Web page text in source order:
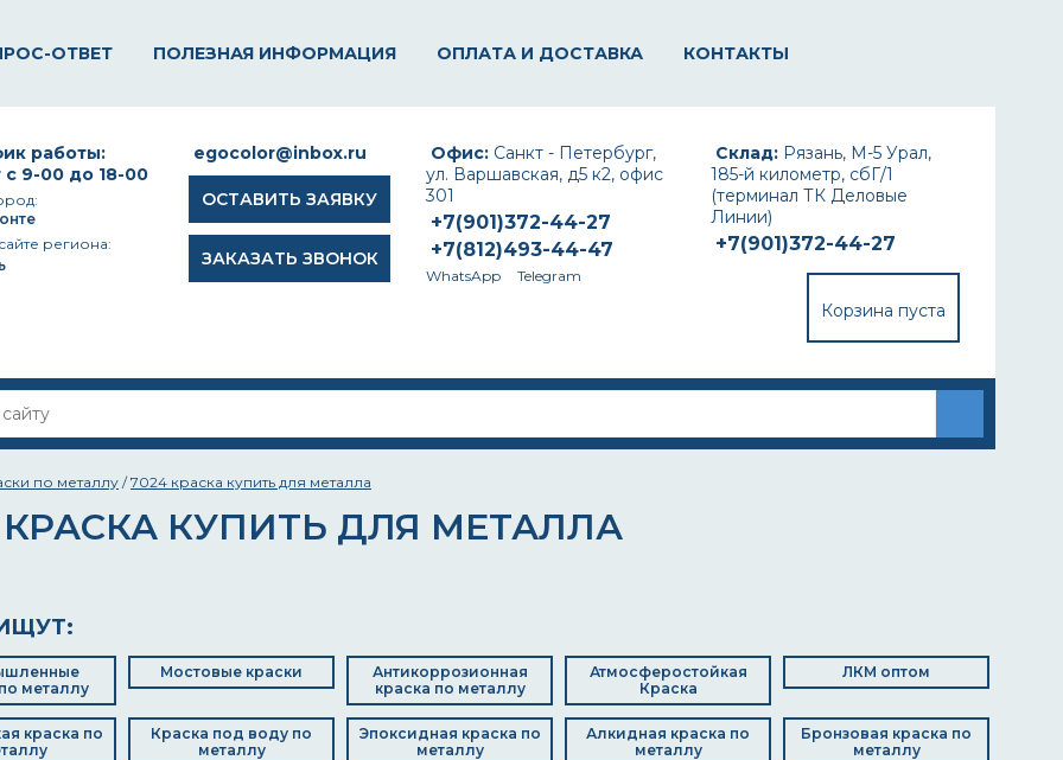
ОТВЕТ ПОЛЕЗНАЯ ИНФОРМАЦИЯ ОПЛАТА И ДОСТАВКА КОНТАКТЫ
Склад: Рязань, М-5 Урал,
185-й километр, сбГ/1
(терминал ТК Деловые
Линии)
+7(901)372-44-27
Корзина пуста
Офис: Санкт - Петербург,
ул. Варшавская, д5 к2, офис
301
+7(901)372-44-27
+7(812)493-44-47
WhatsApp Telegram
egocolor@inbox.ru
ОСТАВИТЬ ЗАЯВКУ
ЗАКАЗАТЬ ЗВОНОК
работы:
с 9-00 до 18-00
региона:
по металлу /7024 краска купить для металла
КРАСКА КУПИТЬ ДЛЯ МЕТАЛЛА
металлу
Мостовые краски
Антикоррозионная
краска по металлу
Атмосферостойкая
Краска
ЛКМ оптом
краска по
Краска под воду по
металлу
Эпоксидная краска по
металлу
Алкидная краска по
металлу
Бронзовая краска по
металлу